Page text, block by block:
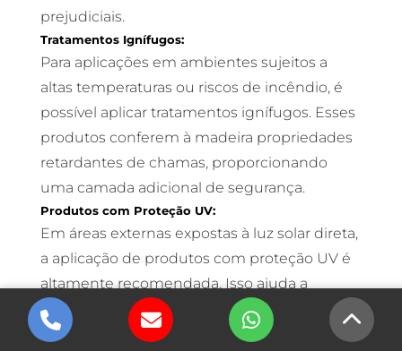
prejudiciais.
Tratamentos Ignífugos:
Para aplicações em ambientes sujeitos a
altas temperaturas ou riscos de incêndio, é
possível aplicar tratamentos ignífugos. Esses
produtos conferem à madeira propriedades
retardantes de chamas, proporcionando
uma camada adicional de segurança.
Produtos com Proteção UV:
Em áreas externas expostas à luz solar direta,
a aplicação de produtos com proteção UV é
altamente recomendada. Isso ajuda a
prevenir a descoloração e o enfraquecimento
da madeira causados pela exposição